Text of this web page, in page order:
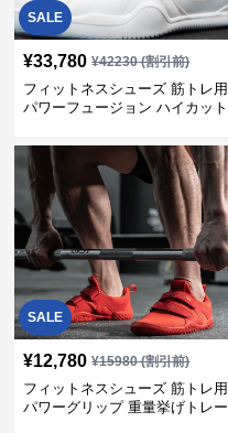
SALE
¥33,780 ¥42230(割引前)
フィットネスシューズ 筋トレ用
パワーフュージョン ハイカット
SALE
¥12,780 ¥15980(割引前)
フィットネスシューズ 筋トレ用
パワーグリップ 重量挙げトレー